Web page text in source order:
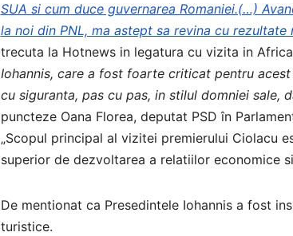
SUA si cum duce guvernarea Romaniei.(…)
la noi din PNL, ma astept sa revina cu rezultate
trecuta la Hotnews in legatura cu vizita in
Iohannis, care a fost foarte criticat pentru
cu siguranta, pas cu pas, in stilul domniei sale,
puncteze Oana Florea, deputat PSD în
„Scopul principal al vizitei premierului Ciolacu
superior de dezvoltarea a relatiilor economice
De mentionat ca Presedintele Iohannis a fost
turistice.